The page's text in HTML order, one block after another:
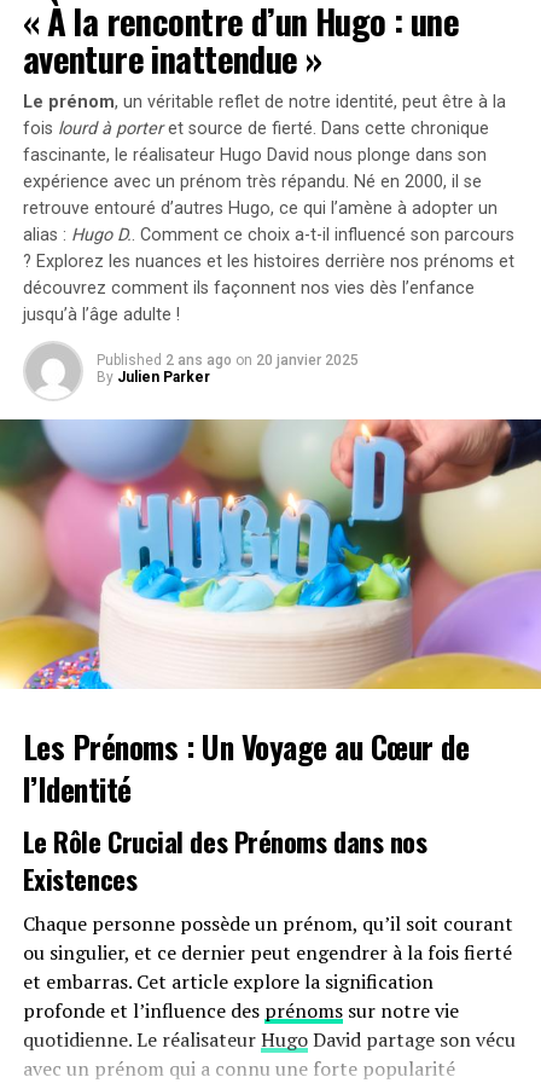
semaine de films de plus de deux heures, de sous-titres,
d’architecture brutaliste, de désirs queer, de
je me demande : de quoi parlais-je déjà ?
La Nécessité d’une Pause
L’esprit humain a besoin de se ressourcer de temps en
temps, c’est pourquoi, il y a quelques années, j’ai
commencé à défendre le concept du film de détente au
festival. Comme son nom l’indique, j’essaie de
programmer au moins un film par TIFF qui promet
d’être une expérience agréable et peu exigeante. Pour
être clair : il ne s’agit pas de choisir un film pour faire la
sieste. Je ne suis pas là pour dormir ; je suis là pour voir
des films. Parfois, je souhaite simplement que ces films
mettent en scène des personnages anglais, irlandais, et
parfois, si nécessaire, américains, dans des drames
comiques sur la bonté humaine face à des situations
difficiles, avec une issue positive.
Une Stratégie Gagnante
Au cours de mes dix années d’assistance au TIFF, cette
stratégie m’a bien servi. J’ai souvent découvert des
oublié l’œuvre. J’ai adopté cette stratégie de film de
détente de manière organique, mais pas sans quelques
débuts difficiles. Lors de mon premier TIFF en 2014, j’ai
négligé certains films de détente prometteurs, comme
celui avec Maggie Smith intitulé « Ma Vieille Dame » et
la comédie dramatique « Apprendre à Conduire » avec
Patricia Clarkson. À la place, j’ai fait une série de choix
malheureux, pensant que je devais me concentrer sur
des films sérieux, ce qui m’a conduit à regarder Octavia
Spencer et Kevin Costner se battre pour la garde de leur
petit-enfant dans « Black or White » et à subir les 130
minutes de Jessica Chastain et Colin Farrell dans « Miss
« À la rencontre d’un Hugo : une
aventure inattendue »
Le prénom, un véritable reflet de notre identité, peut être à la
fois lourd à porteret source de fierté. Dans cette chronique
fascinante, le réalisateur Hugo David nous plonge dans son
expérience avec un prénom très répandu. Né en 2000, il se
retrouve entouré d’autres Hugo, ce qui l’amène à adopter un
alias : Hugo D.. Comment ce choix a-t-il influencé son parcours
? Explorez les nuances et les histoires derrière nos prénoms et
découvrez comment ils façonnent nos vies dès l’enfance
jusqu’à l’âge adulte !
Published 2 ans ago on 20 janvier 2025
By Julien Parker
Les Prénoms : Un Voyage au Cœur de
l’Identité
Le Rôle Crucial des Prénoms dans nos
Existences
Chaque personne possède un prénom, qu’il soit courant
ou singulier, et ce dernier peut engendrer à la fois fierté
et embarras. Cet article explore la signification
profonde et l’influence des prénomssur notre vie
quotidienne. Le réalisateurHugoDavid partage son vécu
avec un prénom qui a connu une forte popularité